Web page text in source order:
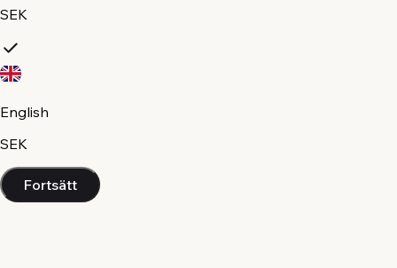
SEK
English
SEK
Fortsätt